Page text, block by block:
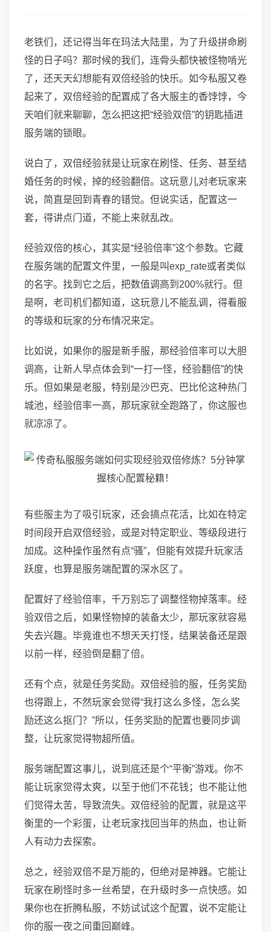
老铁们，还记得当年在玛法大陆里，为了升级拼命刷
怪的日子吗？那时候的我们，连骨头都快被怪物啃光
了，还天天幻想能有双倍经验的快乐。如今私服又卷
起来了，双倍经验的配置成了各大服主的香饽饽，今
天咱们就来聊聊，怎么把这把“经验双倍”的钥匙插进
服务端的锁眼。
说白了，双倍经验就是让玩家在刷怪、任务、甚至结
婚任务的时候，掉的经验翻倍。这玩意儿对老玩家来
说，简直是回到青春的错觉。但说实话，配置这一
套，得讲点门道，不能上来就乱改。
经验双倍的核心，其实是“经验倍率”这个参数。它藏
在服务端的配置文件里，一般是叫exp_rate或者类似
的名字。找到它之后，把数值调高到200%就行。但
是啊，老司机们都知道，这玩意儿不能乱调，得看服
的等级和玩家的分布情况来定。
比如说，如果你的服是新手服，那经验倍率可以大胆
调高，让新人早点体会到“一打一怪，经验翻倍”的快
乐。但如果是老服，特别是沙巴克、巴比伦这种热门
城池，经验倍率一高，那玩家就全跑路了，你这服也
就凉凉了。
有些服主为了吸引玩家，还会搞点花活，比如在特定
时间段开启双倍经验，或是对特定职业、等级段进行
加成。这种操作虽然有点“骚”，但能有效提升玩家活
跃度，也算是服务端配置的深水区了。
配置好了经验倍率，千万别忘了调整怪物掉落率。经
验双倍之后，如果怪物掉的装备太少，那玩家就容易
失去兴趣。毕竟谁也不想天天打怪，结果装备还是跟
以前一样，经验倒是翻了倍。
还有个点，就是任务奖励。双倍经验的服，任务奖励
也得跟上，不然玩家会觉得“我打这么多怪，怎么奖
励还这么抠门？”所以，任务奖励的配置也要同步调
整，让玩家觉得物超所值。
服务端配置这事儿，说到底还是个“平衡”游戏。你不
能让玩家觉得太爽，以至于他们不花钱；也不能让他
们觉得太苦，导致流失。双倍经验的配置，就是这平
衡里的一个彩蛋，让老玩家找回当年的热血，也让新
人有动力去探索。
总之，经验双倍不是万能的，但绝对是神器。它能让
玩家在刷怪时多一丝希望，在升级时多一点快感。如
果你也在折腾私服，不妨试试这个配置，说不定能让
你的服一夜之间重回巅峰。